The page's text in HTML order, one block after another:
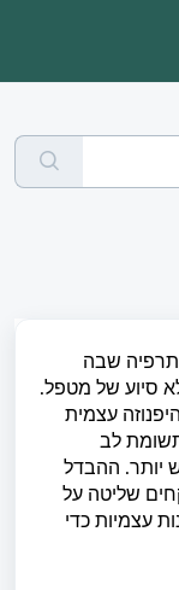
שבה
סיוע של מטפל.
עצמית
לב
יותר. ההבדל
שליטה על
עצמיות כדי